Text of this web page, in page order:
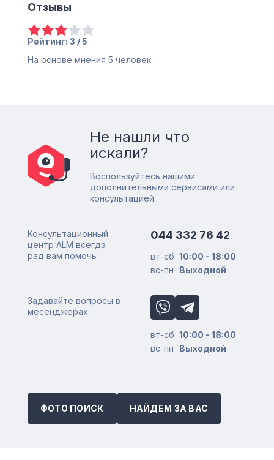
Отзывы
Рейтинг: 3 / 5
На основе мнения 5 человек
Не нашли что
искали?
Воспользуйтесь нашими
дополнительными сервисами или
консультацией.
Консультационный
центр ALM всегда
рад вам помочь
044 332 76 42
вт-сб 10:00 - 18:00
вс-пн
Выходной
Задавайте вопросы в
месенджерах
вт-сб 10:00 - 18:00
вс-пн
Выходной
ФОТО ПОИСК НАЙДЕМ ЗА ВАС